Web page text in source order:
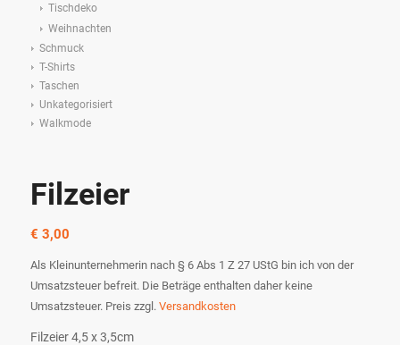
Tischdeko
Weihnachten
Schmuck
T-Shirts
Taschen
Unkategorisiert
Walkmode
Filzeier
€ 3,00
Als Kleinunternehmerin nach § 6 Abs 1 Z 27 UStG bin ich von der
Umsatzsteuer befreit. Die Beträge enthalten daher keine
Umsatzsteuer. Preis zzgl. Versandkosten
Filzeier 4,5 x 3,5cm